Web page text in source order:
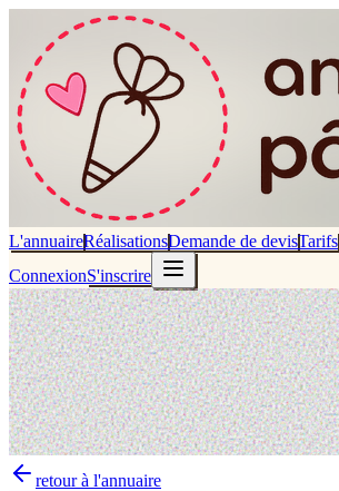
L'annuaireRéalisationsDemande de devisTarifs
ConnexionS'inscrire
retour à l'annuaire